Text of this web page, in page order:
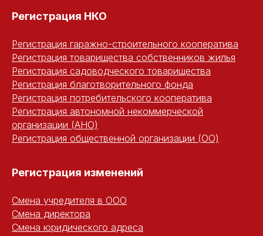
Регистрация НКО
Регистрация гаражно-строительного кооператива
Регистрация товарищества собственников жилья
Регистрация садоводческого товарищества
Регистрация благотворительного фонда
Регистрация потребительского кооператива
Регистрация автономной некоммерческой
организации (АНО)
Регистрация общественной организации (ОО)
Регистрация изменений
Смена учредителя в ООО
Смена директора
Смена юридического адреса